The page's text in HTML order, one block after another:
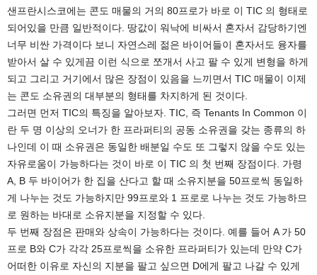
샌프란시스코에는 콘도 매물의 거의 80프로가 바로 이 TIC 의 형태로
되어있을 만큼 일반적이다. 땅값이 워낙에 비싸서 혼자서 감당하기엔
너무 비싼 가격이다 보니 자연스레 젊은 바이어들이 혼자서도 융자를
받아서 살 수 있게끔 이런 식으로 쪼개서 사고 팔 수 있게 변형을 하게
되고 그리고 거기에서 많은 장점이 있음을 느끼면서 TIC 매물이 이제
는 콘도 소유권의 대부분의 형태를 차지하게 된 것이다.
그러면 먼저 TIC의 특징을 알아보자. TIC, 즉 Tenants In Common 이
란 두 명 이상의 오너가 한 프라퍼티의 공동 소유권을 갖는 종류의 하
나인데 이 때 소유권은 동일한 배분일 수도 또 그렇지 않을 수도 있는
자유로움이 가능하다는 것이 바로 이 TIC 의 첫 번째 장점이다. 가령
A, B 두 바이어가 한 집을 산다고 할 때 소유지분을 50프로씩 동일하
게 나누는 것도 가능하지만 99프로와 1 프로로 나누는 것도 가능하므
로 원하는 바대로 소유지분을 지정할 수 있다.
두 번째 장점은 판매와 상속이 가능하다는 것이다. 예를 들어 A 가 50
프로 B와 C가 각각 25프로씩을 소유한 프라퍼티가 있는데 만약 C가
어떠한 이유로 자신의 지분을 팔고 싶으면 D에게 팔고 나갈 수 있게